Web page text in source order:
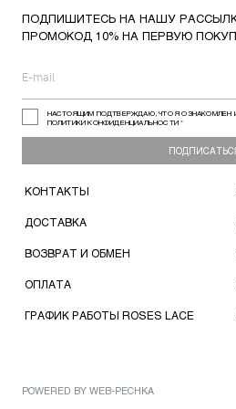
ПОДПИШИТЕСЬ НА НАШУ
ПРОМОКОД 10% НА ПЕРВУЮ
НАСТОЯЩИМ ПОДТВЕРЖДАЮ, ЧТО Я ОЗНАКОМЛЕН
ПОЛИТИКИ КОНФИДЕНЦИАЛЬНОСТИ*
КОНТАКТЫ
ДОСТАВКА
ВОЗВРАТ И ОБМЕН
ОПЛАТА
ГРАФИК РАБОТЫ ROSES LACE
POWERED BY WEB-PECHKA